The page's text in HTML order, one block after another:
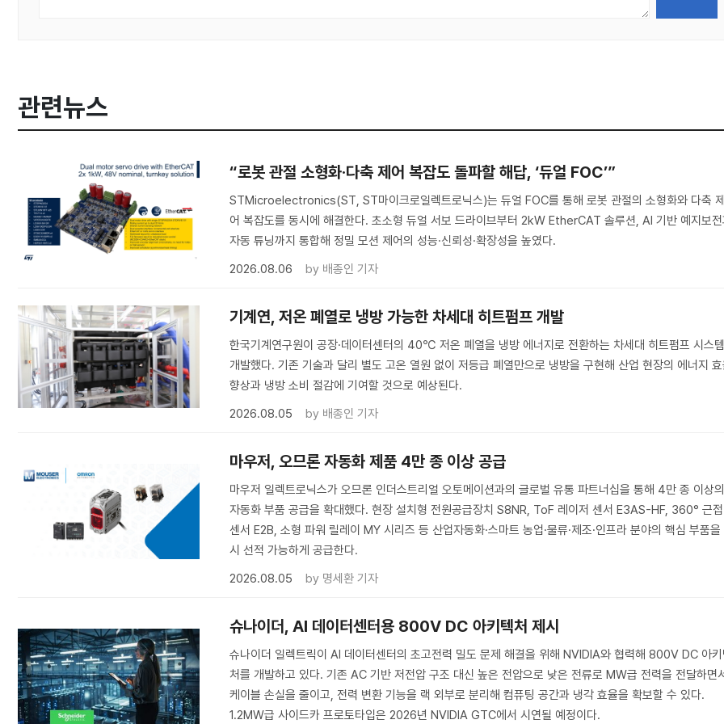
관련뉴스
“로봇 관절 소형화·다축 제어 복잡도 돌파할 해답, ‘듀얼 FOC’”
STMicroelectronics(ST, ST마이크로일렉트로닉스)는 듀얼 FOC를 통해 로봇 관절의 소형화와 다축 제
어 복잡도를 동시에 해결한다. 초소형 듀얼 서보 드라이브부터 2kW EtherCAT 솔루션, AI 기반 예지보
자동 튜닝까지 통합해 정밀 모션 제어의 성능·신뢰성·확장성을 높였다.
2026.08.06
by 배종인 기자
기계연, 저온 폐열로 냉방 가능한 차세대 히트펌프 개발
한국기계연구원이 공장·데이터센터의 40℃ 저온 폐열을 냉방 에너지로 전환하는 차세대 히트펌프 시스
개발했다. 기존 기술과 달리 별도 고온 열원 없이 저등급 폐열만으로 냉방을 구현해 산업 현장의 에너지 효
향상과 냉방 소비 절감에 기여할 것으로 예상된다.
2026.08.05
by 배종인 기자
마우저, 오므론 자동화 제품 4만 종 이상 공급
마우저 일렉트로닉스가 오므론 인더스트리얼 오토메이션과의 글로벌 유통 파트너십을 통해 4만 종 이상의
자동화 부품 공급을 확대했다. 현장 설치형 전원공급장치 S8NR, ToF 레이저 센서 E3AS-HF, 360° 근접
센서 E2B, 소형 파워 릴레이 MY 시리즈 등 산업자동화·스마트 농업·물류·제조·인프라 분야의 핵심 부품을
시 선적 가능하게 공급한다.
2026.08.05
by 명세환 기자
슈나이더, AI 데이터센터용 800V DC 아키텍처 제시
슈나이더 일렉트릭이 AI 데이터센터의 초고전력 밀도 문제 해결을 위해 NVIDIA와 협력해 800V DC 아키
처를 개발하고 있다. 기존 AC 기반 저전압 구조 대신 높은 전압으로 낮은 전류로 MW급 전력을 전달하면
케이블 손실을 줄이고, 전력 변환 기능을 랙 외부로 분리해 컴퓨팅 공간과 냉각 효율을 확보할 수 있다.
1.2MW급 사이드카 프로토타입은 2026년 NVIDIA GTC에서 시연될 예정이다.